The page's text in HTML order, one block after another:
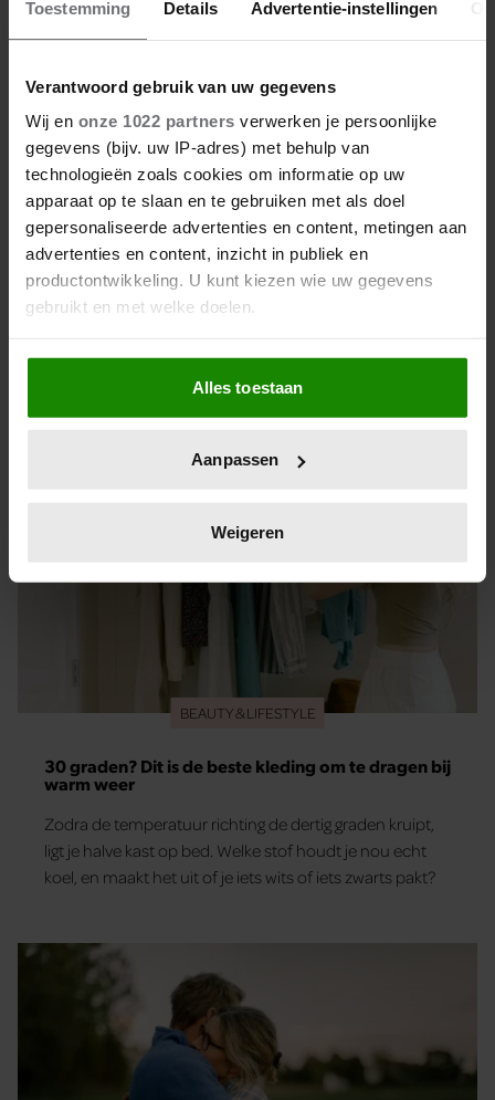
Toestemming Details Advertentie-instellingen
Verantwoord gebruik van uw gegevens
Wij en onze 1022 partners verwerken je persoonlijke
gegevens (bijv. uw IP-adres) met behulp van
technologieën zoals cookies om informatie op uw
apparaat op te slaan en te gebruiken met als doel
gepersonaliseerde advertenties en content, metingen aan
advertenties en content, inzicht in publiek en
productontwikkeling. U kunt kiezen wie uw gegevens
gebruikt en met welke doelen.
Als u het toestaat, willen we ook graag:
Informatie verzamelen over uw geografische
locatie, die tot een paar meter nauwkeurig kan zijn
scannen op specifieke eigenschappen (fingerprinting)
verwerkt en stel uw voorkeuren in het
intrekken in de Cookieverklaring.
We gebruiken cookies om content en advertenties te
personaliseren, om functies voor social media te bieden
en om ons websiteverkeer te analyseren. Ook delen we
informatie over uw gebruik van onze site met onze
partners kunnen deze gegevens combineren met andere
informatie die u aan ze heeft verstrekt of die ze hebben
verzameld op basis van uw gebruik van hun services. U
gaat akkoord met onze cookies als u onze website blijft
gebruiken.
Alles toestaan
Aanpassen
Weigeren
GEZOND
Dít doet dagelijks wandelen met je eetlust
De een komt na een wandeling thuis en duikt meteen
de voorraadkast in, en de ander merkt juist dat de trek in
een tussendoortje na zo’n zelfde wandeling verdwenen
is. Dat wandelen je honger simpelweg aanwakkert, blijkt
BEAUTY & LIFESTYLE
30 graden? Dit is de beste kleding om te dragen bij
warm weer
Zodra de temperatuur richting de dertig graden kruipt,
ligt je halve kast op bed. Welke stof houdt je nou echt
koel, en maakt het uit of je iets wits of iets zwarts pakt?